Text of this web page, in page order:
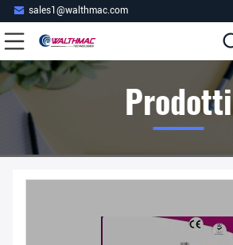
sales1@walthmac.com
Prodotti